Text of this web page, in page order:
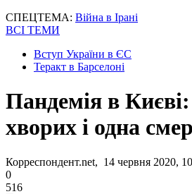
СПЕЦТЕМА: Війна в Ірані
ВСІ ТЕМИ
Вступ України в ЄС
Теракт в Барселоні
Пандемія в
хворих і одна
Корреспондент.net, 14 червня 2020,
0
516